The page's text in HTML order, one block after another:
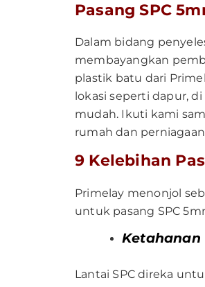
Pasang SPC
Dalam bidang
membayangkan
plastik batu dari
lokasi seperti dapur,
mudah. Ikuti kami
rumah dan
9 Kelebihan
Primelay menonjol
untuk pasang SPC
Ketahanan
Lantai SPC direka